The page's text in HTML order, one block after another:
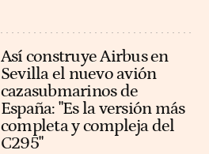
Así construye Airbus en
Sevilla el nuevo avión
cazasubmarinos de
España: "Es la versión más
completa y compleja del
C295"